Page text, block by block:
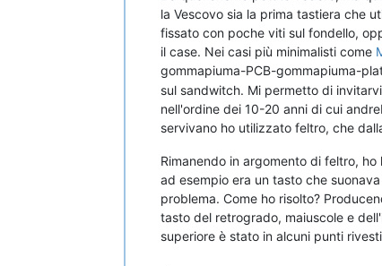
la Vescovo sia la prima tastiera che
fissato con poche viti sul fondello,
il case. Nei casi più minimalisti come
gommapiuma-PCB-gommapiuma-
sul sandwitch. Mi permetto di
nell'ordine dei 10-20 anni di cui
servivano ho utilizzato feltro, che
Rimanendo in argomento di feltro,
ad esempio era un tasto che
problema. Come ho risolto?
tasto del retrogrado, maiuscole e
superiore è stato in alcuni punti